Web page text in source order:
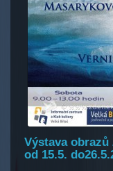
Výstava obrazů
od 15.5.